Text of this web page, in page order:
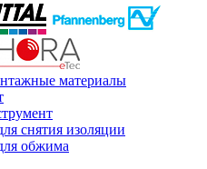
материалы
снятия изоляции
обжима